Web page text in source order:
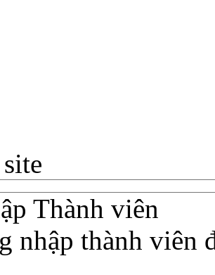
Thành viên
nhập thành viên